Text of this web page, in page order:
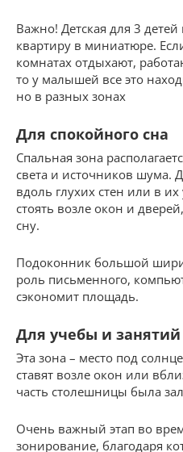
Важно! Детская для 3 детей
квартиру в миниатюре.
комнатах отдыхают,
то у малышей все это
но в разных зонах
Для спокойного сна
Спальная зона
света и источников шума.
вдоль глухих стен или в
стоять возле окон и
сну.
Подоконник большой
роль письменного,
сэкономит площадь.
Для учебы и занятий
Эта зона – место под
ставят возле окон или
часть столешницы была
Очень важный этап во
зонирование, благодаря